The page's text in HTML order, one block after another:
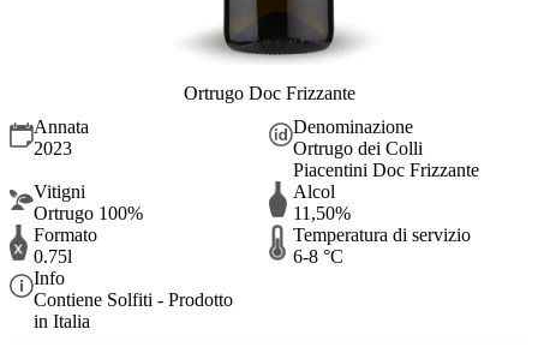
Ortrugo Doc Frizzante
Annata
2023
Denominazione
Ortrugo dei Colli
Piacentini Doc Frizzante
Vitigni
Ortrugo 100%
Alcol
11,50%
Formato
0.75l
Temperatura di servizio
6-8 °C
Info
Contiene Solfiti - Prodotto
in Italia